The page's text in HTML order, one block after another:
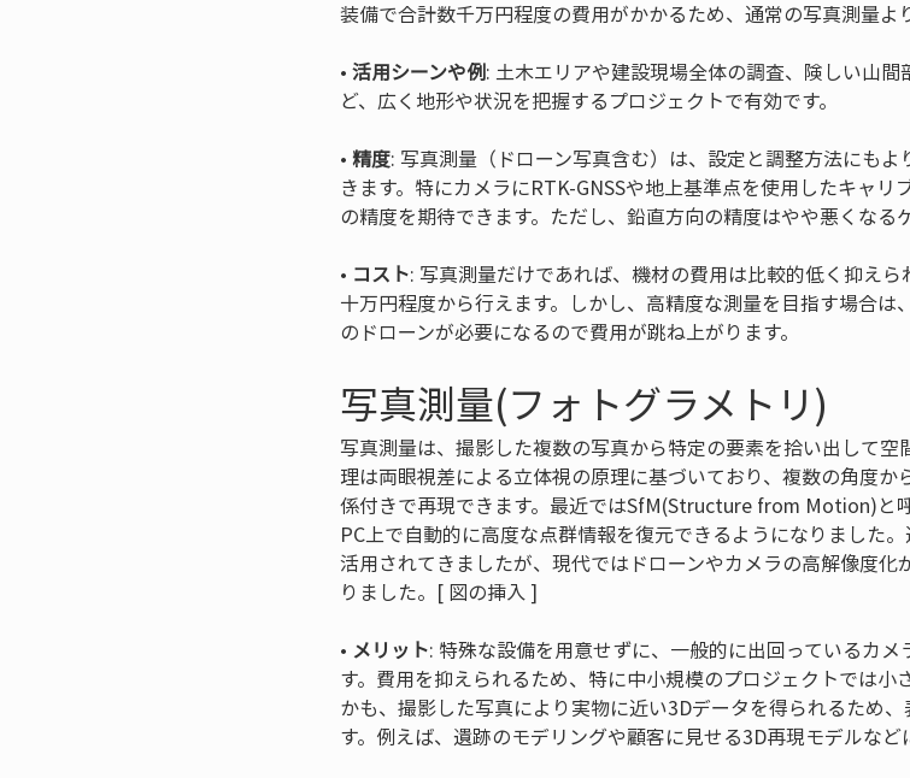
• 活用シーンや例: 土木エリアや建設現場全体の調査、険しい山
• 精度: 写真測量（ドローン写真含む）は、設定と調整方法にも
きます。特にカメラにRTK-GNSSや地上基準点を使用したキャ
• コスト: 写真測量だけであれば、機材の費用は比較的低く抑え
十万円程度から行えます。しかし、高精度な測量を目指す場合
のドローンが必要になるので費用が跳ね上がります。
写真測量(フォトグラメトリ)
写真測量は、撮影した複数の写真から特定の要素を拾い出して
理は両眼視差による立体視の原理に基づいており、複数の角度
係付きで再現できます。最近ではSfM(Structure from Motion)と
PC上で自動的に高度な点群情報を復元できるようになりました
活用されてきましたが、現代ではドローンやカメラの高解像度
りました。[ 図の挿入 ]
• メリット: 特殊な設備を用意せずに、一般的に出回っているカ
す。費用を抑えられるため、特に中小規模のプロジェクトでは
かも、撮影した写真により実物に近い3Dデータを得られるため